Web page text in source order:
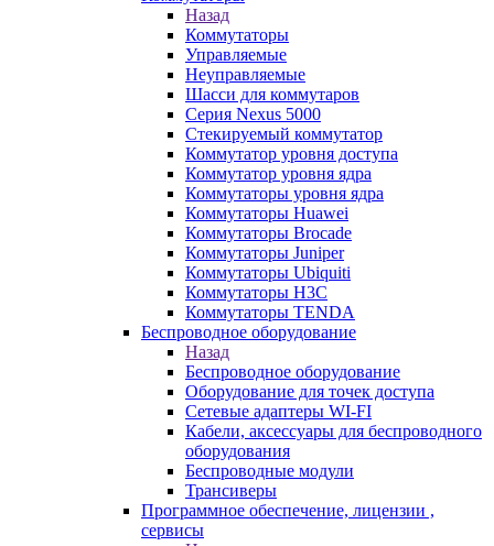
Назад
Коммутаторы
Управляемые
Неуправляемые
Шасси для коммутаров
Серия Nexus 5000
Стекируемый коммутатор
Коммутатор уровня доступа
Коммутатор уровня ядра
Коммутаторы уровня ядра
Коммутаторы Huawei
Коммутаторы Brocade
Коммутаторы Juniper
Коммутаторы Ubiquiti
Коммутаторы H3C
Коммутаторы TENDA
Беспроводное оборудование
Назад
Беспроводное оборудование
Оборудование для точек доступа
Сетевые адаптеры WI-FI
Кабели, аксессуары для беспроводного
оборудования
Беспроводные модули
Трансиверы
Программное обеспечение, лицензии ,
сервисы